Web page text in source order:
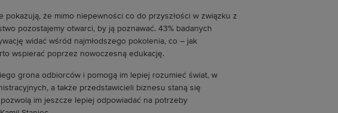
pokazują, że mimo niepewności co do przyszłości w związku z
pozostajemy otwarci, by ją poznawać. 43% badanych
widać wśród najmłodszego pokolenia, co – jak
wspierać poprzez nowoczesną edukację.
grona odbiorców i pomogą im lepiej rozumieć świat, w
a także przedstawicieli biznesu staną się
im jeszcze lepiej odpowiadać na potrzeby